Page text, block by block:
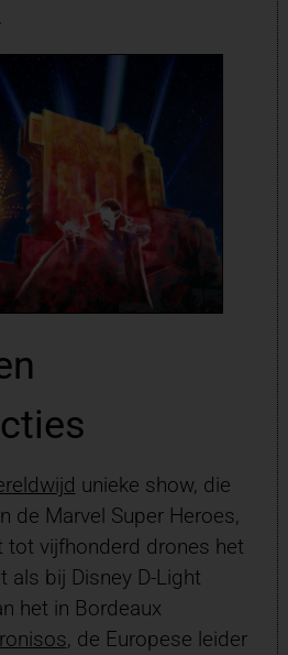
unieke show, die
de Marvel Super Heroes,
tot vijfhonderd drones het
als bij Disney D-Light
het in Bordeaux
, de Europese leider